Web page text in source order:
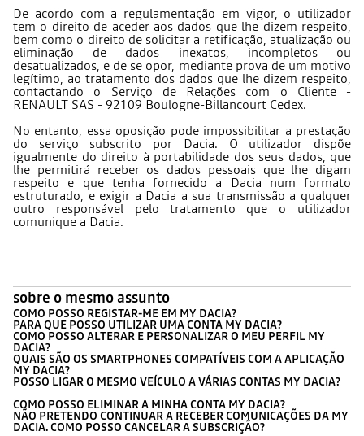
De acordo com a regulamentação em vigor, o utilizador
tem o direito de aceder aos dados que lhe dizem respeito,
bem como o direito de solicitar a retificação, atualização ou
eliminação de dados inexatos, incompletos ou
desatualizados, e de se opor, mediante prova de um motivo
legítimo, ao tratamento dos dados que lhe dizem respeito,
contactando o Serviço de Relações com o Cliente -
RENAULT SAS - 92109 Boulogne-Billancourt Cedex.
No entanto, essa oposição pode impossibilitar a prestação
do serviço subscrito por Dacia. O utilizador dispõe
igualmente do direito à portabilidade dos seus dados, que
lhe permitirá receber os dados pessoais que lhe digam
respeito e que tenha fornecido a Dacia num formato
estruturado, e exigir a Dacia a sua transmissão a qualquer
outro responsável pelo tratamento que o utilizador
comunique a Dacia.
sobre o mesmo assunto
COMO POSSO REGISTAR-ME EM MY DACIA?
PARA QUE POSSO UTILIZAR UMA CONTA MY DACIA?
COMO POSSO ALTERAR E PERSONALIZAR O MEU PERFIL MY
DACIA?
QUAIS SÃO OS SMARTPHONES COMPATÍVEIS COM A APLICAÇÃO
MY DACIA?
POSSO LIGAR O MESMO VEÍCULO A VÁRIAS CONTAS MY DACIA?
COMO POSSO ELIMINAR A MINHA CONTA MY DACIA?
NÃO PRETENDO CONTINUAR A RECEBER COMUNICAÇÕES DA MY
DACIA. COMO POSSO CANCELAR A SUBSCRIÇÃO?